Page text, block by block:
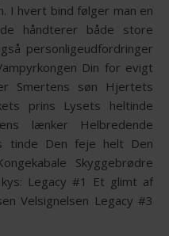
I hvert bind følger man en
håndterer både store
personligeudfordringer
Din for evigt
Smertens søn Hjertets
prins Lysets heltinde
lænker Helbredende
tinde Den feje helt Den
Skyggebrødre
Legacy #1 Et glimt af
Velsignelsen Legacy #3